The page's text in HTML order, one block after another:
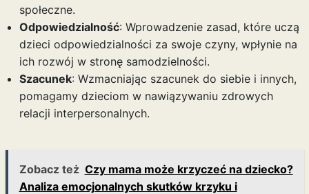
społeczne.
Odpowiedzialność: Wprowadzenie zasad, które uczą
dzieci odpowiedzialności za swoje czyny, wpłynie na
ich rozwój w stronę samodzielności.
Szacunek: Wzmacniając szacunek do siebie i innych,
pomagamy dzieciom w nawiązywaniu zdrowych
relacji interpersonalnych.
Zobacz też Czy mama może krzyczeć na dziecko?
Analiza emocjonalnych skutków krzyku i